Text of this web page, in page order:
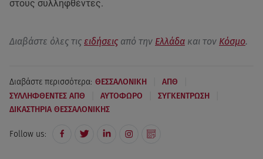
στους συλληφθέντες.
Διαβάστε όλες τις ειδήσεις από την Ελλάδα και τον Κόσμο.
Διαβάστε περισσότερα: ΘΕΣΣΑΛΟΝΙΚΗ ΑΠΘ
ΣΥΛΛΗΦΘΕΝΤΕΣ ΑΠΘ ΑΥΤΟΦΩΡΟ ΣΥΓΚΕΝΤΡΩΣΗ
ΔΙΚΑΣΤΗΡΙΑ ΘΕΣΣΑΛΟΝΙΚΗΣ
Follow us: